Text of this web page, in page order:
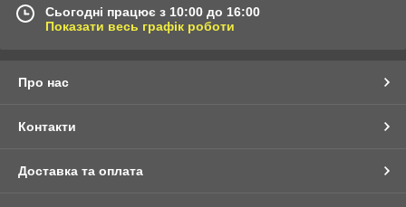
Сьогодні працює з 10:00 до 16:00
Показати весь графік роботи
Про нас
Контакти
Доставка та оплата